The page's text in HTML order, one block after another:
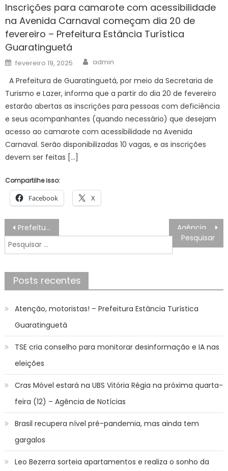
Inscrições para camarote com acessibilidade
na Avenida Carnaval começam dia 20 de
fevereiro – Prefeitura Estância Turística
Guaratinguetá
Posted
on
fevereiro 19, 2025 Author
admin
A Prefeitura de Guaratinguetá, por meio da Secretaria de
Turismo e Lazer, informa que a partir do dia 20 de fevereiro
estarão abertas as inscrições para pessoas com deficiência
e seus acompanhantes (quando necessário) que desejam
acesso ao camarote com acessibilidade na Avenida
Carnaval. Serão disponibilizadas 10 vagas, e as inscrições
devem ser feitas […]
Compartilhe isso:
Facebook X
Navegação
de
Post
Prefeitura lança edital para empresas que desejam se beneficiar da Lei do ISS Neutro – Prefeitura da Cidade do Rio de Janeiro
Pesquisar
por:
Posts recentes
Atenção, motoristas! – Prefeitura Estância Turística
Guaratinguetá
TSE cria conselho para monitorar desinformação e IA nas
eleições
Cras Móvel estará na UBS Vitória Régia na próxima quarta-
feira (12) – Agência de Notícias
Brasil recupera nível pré-pandemia, mas ainda tem
gargalos
Leo Bezerra sorteia apartamentos e realiza o sonho da